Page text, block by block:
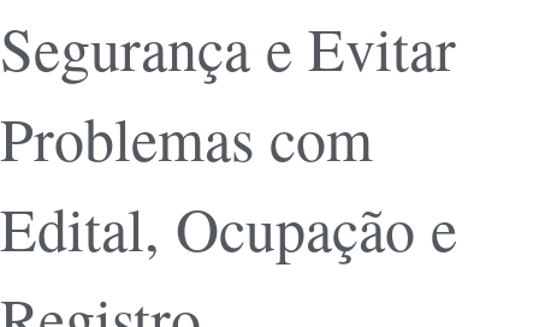
Segurança e Evitar
Problemas com
Edital, Ocupação e